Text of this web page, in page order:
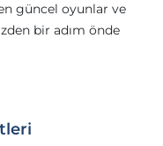
güncel oyunlar ve
bir adım önde